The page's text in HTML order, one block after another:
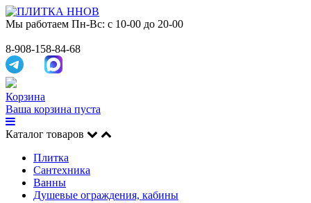
Мы работаем Пн-Вс: с 10-00 до 20-00
8-908-158-84-68
Корзина
Ваша корзина пуста
Каталог товаров
Плитка
Сантехника
Ванны
Душевые ограждения, кабины